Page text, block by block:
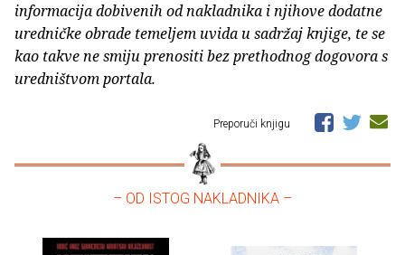
informacija dobivenih od nakladnika i njihove dodatne
uredničke obrade temeljem uvida u sadržaj knjige, te se
kao takve ne smiju prenositi bez prethodnog dogovora s
uredništvom portala.
Preporuči knjigu
– OD ISTOG NAKLADNIKA –